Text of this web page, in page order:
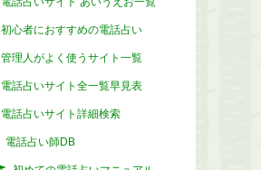
初心者におすすめの電話占い
管理人がよく使うサイト一覧
電話占いサイト全一覧早見表
電話占いサイト詳細検索
電話占い師DB